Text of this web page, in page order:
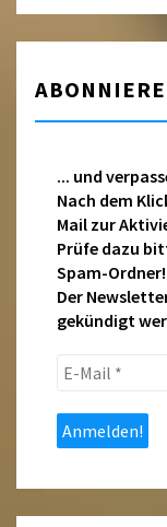
... und
Nach dem
Mail zur
Prüfe dazu
Spam-Ordner!
Der
gekündigt
E-
*